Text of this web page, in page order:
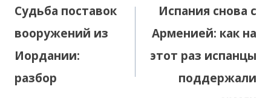
записям
Судьба поставок
вооружений из
Иордании:
разбор
Испания снова с
Арменией: как на
этот раз испанцы
поддержали